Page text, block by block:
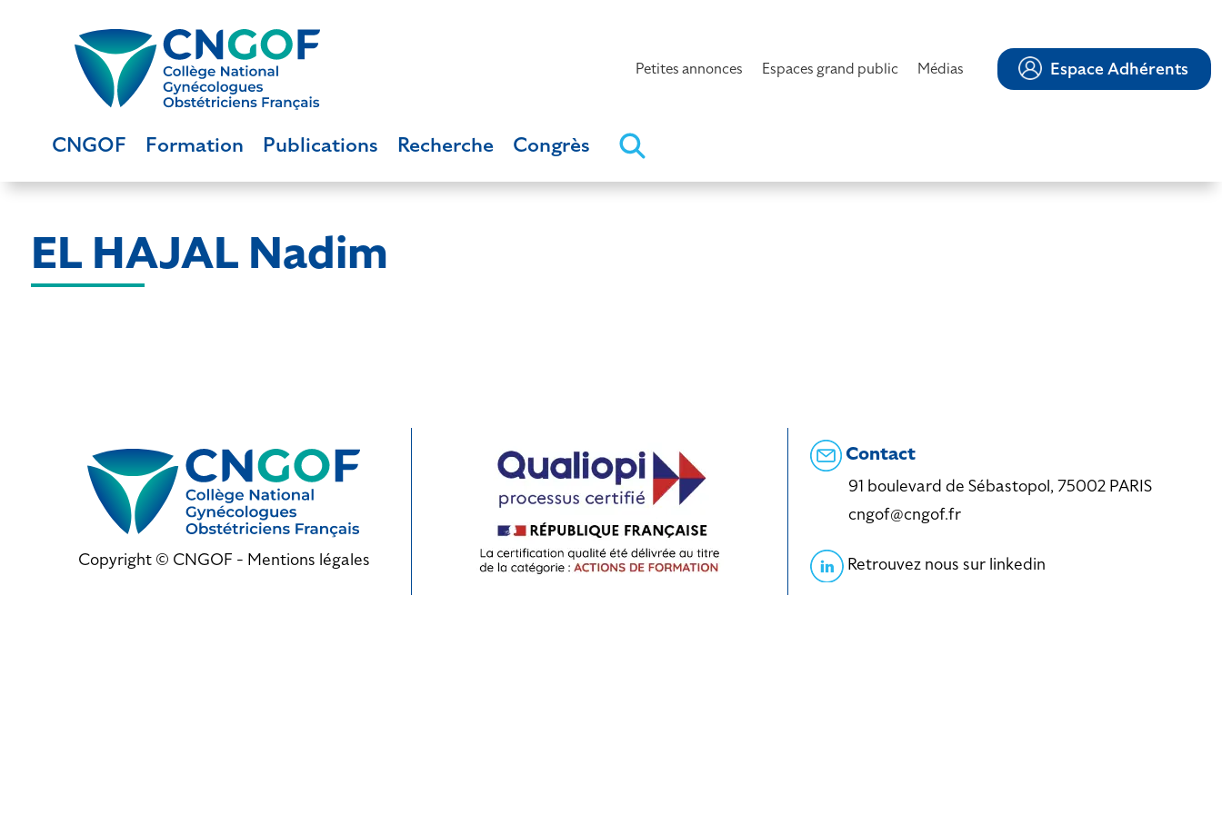
Petites annonces Espaces grand public Médias Espace Adhérents
CNGOF Formation Publications Recherche Congrès
EL HAJAL Nadim
Copyright © CNGOF - Mentions légales
Contact
91 boulevard de Sébastopol, 75002 PARIS
cngof@cngof.fr
Retrouvez nous sur linkedin